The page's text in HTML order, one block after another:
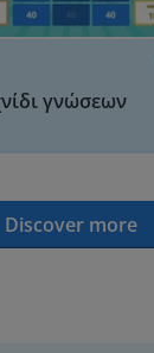
γνώσεων
Discover more